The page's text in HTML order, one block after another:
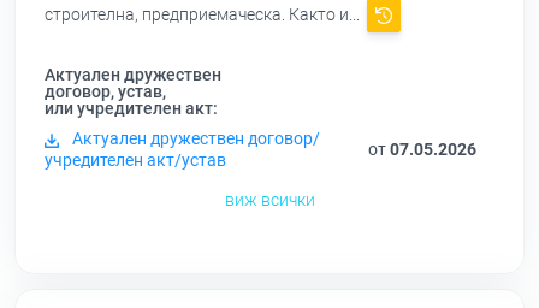
строителна, предприемаческа. Както и...
Актуален дружествен
договор, устав,
или учредителен акт:
Актуален дружествен договор/
учредителен акт/устав
от07.05.2026
виж всички